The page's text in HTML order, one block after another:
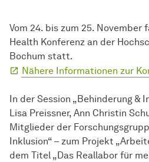
Vom 24. bis zum 25. November
Health Konferenz an der
Bochum statt.
Nähere Informationen zur
In der Session „Behinderung
Lisa Preissner, Ann Christin
Mitglieder der
Inklusion“ – zum Projekt
dem Titel „Das Reallabor für